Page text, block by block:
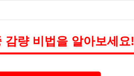
감량 비법을 알아보세요!